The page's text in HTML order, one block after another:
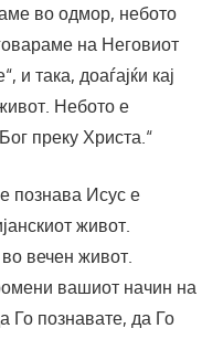
во одмор, небото
на Неговиот
и така, доаѓајќи кај
Небото е
преку Христа.“
познава Исус е
живот.
вечен живот.
вашиот начин на
Го познавате, да Го